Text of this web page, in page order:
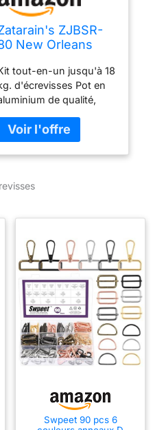
ZJBSR-
New Orleans
80 QT
argent
tout-en-un jusqu'à 18
d'écrevisses Pot en
de qualité,
crochet de sécurité et
Comprend un
en acier à 4
de 10 PSI et
moyen de 30
approuvé CSA
Swpeet 90 pcs 6